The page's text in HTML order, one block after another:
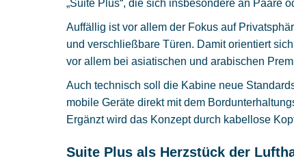
„Suite Plus“, die sich insbesondere an Paare
Auffällig ist vor allem der Fokus auf
und verschließbare Türen. Damit orientiert
vor allem bei asiatischen und arabischen
Auch technisch soll die Kabine neue
mobile Geräte direkt mit dem
Ergänzt wird das Konzept durch kabellose
Suite Plus als Herzstück der